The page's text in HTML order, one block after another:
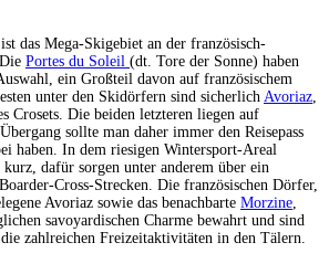
das Mega-Skigebiet an der französisch-
Portes du Soleil (dt. Tore der Sonne) haben
ein Großteil davon auf französischem
unter den Skidörfern sind sicherlich Avoriaz,
Crosets. Die beiden letzteren liegen auf
sollte man daher immer den Reisepass
haben. In dem riesigen Wintersport-Areal
dafür sorgen unter anderem über ein
Cross-Strecken. Die französischen Dörfer,
Avoriaz sowie das benachbarte Morzine,
savoyardischen Charme bewahrt und sind
zahlreichen Freizeitaktivitäten in den Tälern.